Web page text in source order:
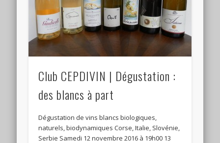
Club CEPDIVIN | Dégustation :
des blancs à part
Dégustation de vins blancs biologiques,
naturels, biodynamiques Corse, Italie, Slovénie,
Serbie Samedi 12 novembre 2016 à 19h00 13